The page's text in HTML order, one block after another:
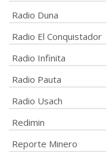
Radio Duna
Radio El Conquistador
Radio Infinita
Radio Pauta
Radio Usach
Redimin
Reporte Minero